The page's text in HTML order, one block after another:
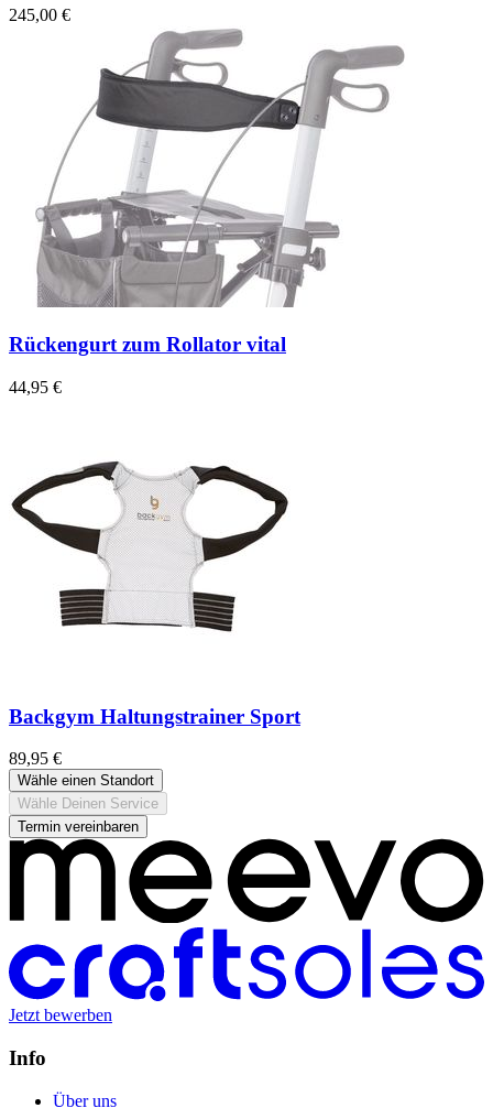
245,00 €
Rückengurt zum Rollator vital
44,95 €
Backgym Haltungstrainer Sport
89,95 €
Wähle einen Standort
Wähle Deinen Service
Termin vereinbaren
Jetzt bewerben
Info
Über uns